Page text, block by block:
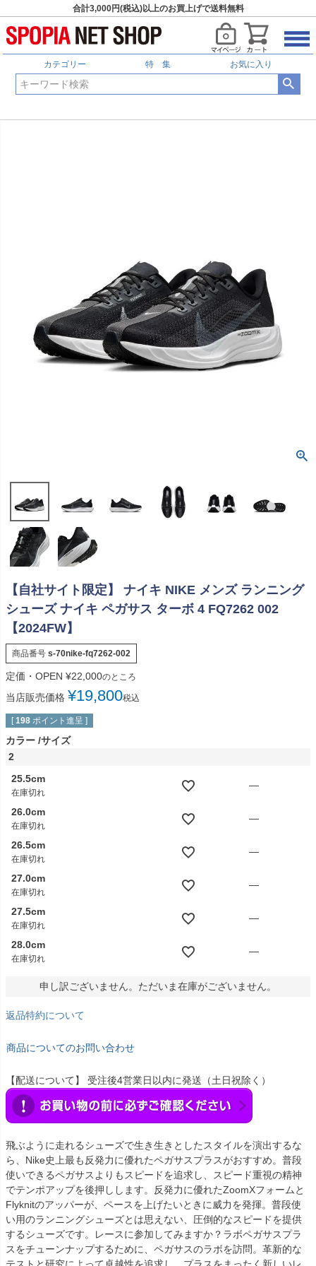
合計3,000円(税込)以上のお買上げで送料無料
カテゴリー 特 集 お気に入り
【自社サイト限定】 ナイキ NIKE メンズ ランニング
シューズ ナイキ ペガサス ターボ 4 FQ7262 002
【2024FW】
商品番号 s-70nike-fq7262-002
定価・OPEN ¥22,000のところ
当店販売価格 ¥19,800税込
[ 198 ポイント進呈 ]
カラー サイズ
2
25.5cm
在庫切れ
—
26.0cm
在庫切れ
—
26.5cm
在庫切れ
—
27.0cm
在庫切れ
—
27.5cm
在庫切れ
—
28.0cm
在庫切れ
—
申し訳ございません。ただいま在庫がございません。
返品特約について
商品についてのお問い合わせ
【配送について】 受注後4営業日以内に発送（土日祝除く）
飛ぶように走れるシューズで生き生きとしたスタイルを演出するな
ら、Nike史上最も反発力に優れたペガサスプラスがおすすめ。普段
使いできるペガサスよりもスピードを追求し、スピード重視の精神
でテンポアップを後押しします。反発力に優れたZoomXフォームと
Flyknitのアッパーが、ペースを上げたいときに威力を発揮。普段使
い用のランニングシューズとは思えない、圧倒的なスピードを提供
するシューズです。レースに参加してみますか？ラボペガサスプラ
スをチューンナップするために、ペガサスのラボを訪問。革新的な